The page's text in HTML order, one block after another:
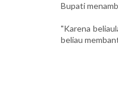
Bupati
"Karena
beliau